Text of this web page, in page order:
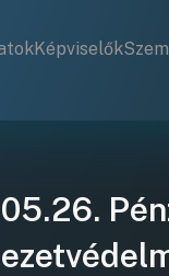
Képviselők